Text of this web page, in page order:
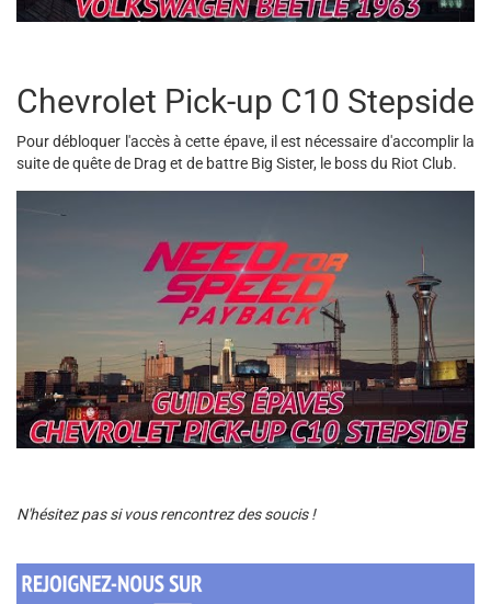
Chevrolet Pick-up C10 Stepside
Pour débloquer l'accès à cette épave, il est nécessaire d'accomplir la
suite de quête de Drag et de battre Big Sister, le boss du Riot Club.
N'hésitez pas si vous rencontrez des soucis !